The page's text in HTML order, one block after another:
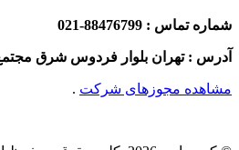
شماره تماس : 88476799-021
آدرس : تهران بلوار فردوس شرق مجتمع
مشاهده مجوزهای شرکت .